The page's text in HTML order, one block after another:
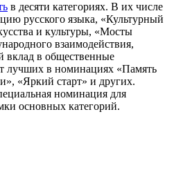
в десяти категориях. В их числе
русского языка, «Культурный
и культуры, «Мосты
взаимодействия,
вклад в общественные
лучших в номинациях «Память
«Яркий старт» и других.
номинация для
основных категорий.